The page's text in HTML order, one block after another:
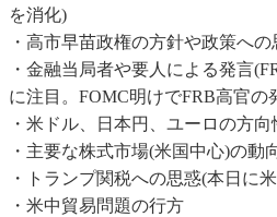
を消化)
・高市早苗政権の方針や政策への
・金融当局者や要人による発言
に注目。FOMC明けでFRB高官の
・米ドル、日本円、ユーロの方向
・主要な株式市場(米国中心)の動
・トランプ関税への思惑(本日に
・米中貿易問題の行方